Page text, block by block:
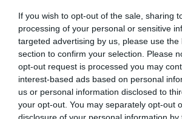
If you wish to opt-out of the sale, sharing
processing of your personal or sensitive
targeted advertising by us, please use the
section to confirm your selection. Please
opt-out request is processed you may
interest-based ads based on personal
us or personal information disclosed to
your opt-out. You may separately opt-out
disclosure of your personal information
1 - 3 από 3